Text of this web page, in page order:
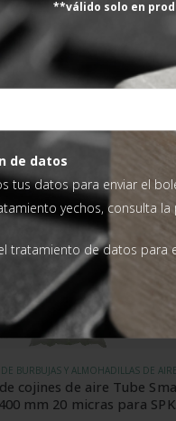
**válido solo en
de datos
tus datos para enviar el
yechos, consulta la
tratamiento de datos para
coste al comprar un nº
OTROS RELLENOS
Rafia 900×1200 mm
Estiba